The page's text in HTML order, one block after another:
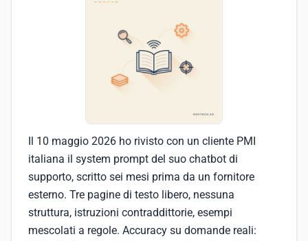
Il 10 maggio 2026 ho rivisto con un cliente PMI
italiana il system prompt del suo chatbot di
supporto, scritto sei mesi prima da un fornitore
esterno. Tre pagine di testo libero, nessuna
struttura, istruzioni contraddittorie, esempi
mescolati a regole. Accuracy su domande reali: